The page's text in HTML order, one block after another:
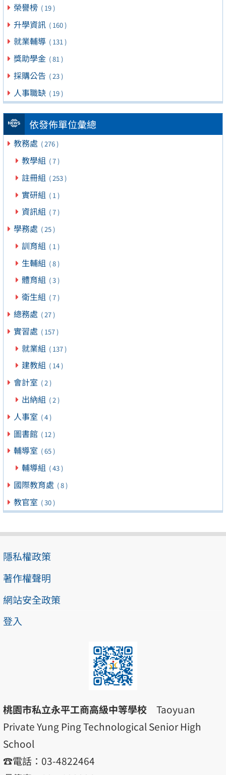
榮譽榜 ( 19 )
升學資訊 ( 160 )
就業輔導 ( 131 )
獎助學金 ( 81 )
採購公告 ( 23 )
人事職缺 ( 19 )
依發佈單位彙總
教務處 ( 276 )
教學組 ( 7 )
註冊組 ( 253 )
實研組 ( 1 )
資訊組 ( 7 )
學務處 ( 25 )
訓育組 ( 1 )
生輔組 ( 8 )
體育組 ( 3 )
衛生組 ( 7 )
總務處 ( 27 )
實習處 ( 157 )
就業組 ( 137 )
建教組 ( 14 )
會計室 ( 2 )
出納組 ( 2 )
人事室 ( 4 )
圖書館 ( 12 )
輔導室 ( 65 )
輔導組 ( 43 )
國際教育處 ( 8 )
教官室 ( 30 )
隱私權政策
著作權聲明
網站安全政策
登入
桃園市私立永平工商高級中等學校 Taoyuan
Private Yung Ping Technological Senior High
School
☎️電話：03-4822464